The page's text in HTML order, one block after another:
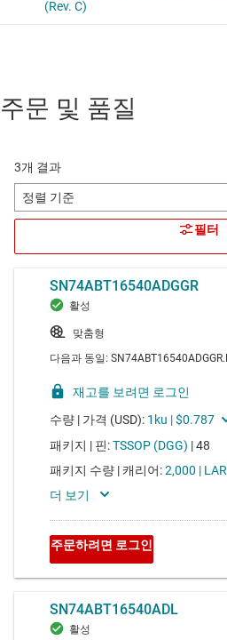
주문 및 품질